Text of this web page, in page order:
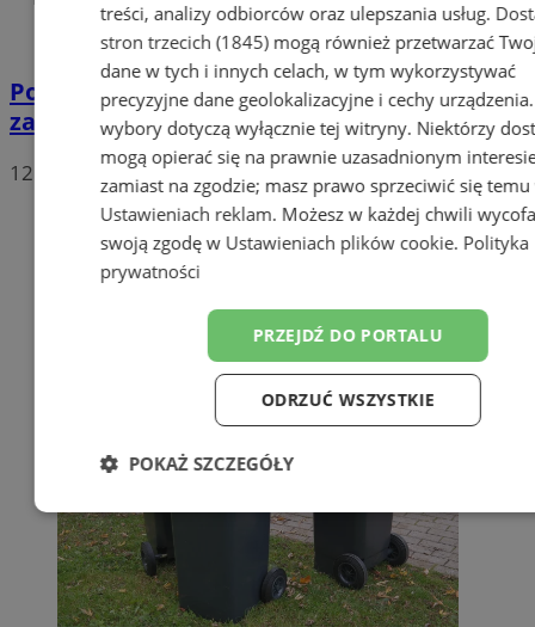
Potwierdzono pierwszy przypadek
zarażenia koronawirusem w Sosnowcu
12
treści, analizy odbiorców oraz ulepszania usług.
stron trzecich (1845)mogą również przetwarzać
dane w tych i innych celach, w tym wykorzystywać
precyzyjne dane geolokalizacyjne i cechy
wybory dotyczą wyłącznie tej witryny. Niektórzy
mogą opierać się na prawnie uzasadnionym
zamiast na zgodzie; masz prawo sprzeciwić się temu
Ustawieniach reklam. Możesz w każdej chwili
swoją zgodę w Ustawieniach plików cookie. Polityka
prywatności
PRZEJDŹ DO PORTALU
ODRZUĆ WSZYSTKIE
POKAŻ SZCZEGÓŁY
Niezbędne Wydajność
Funkcjonalność